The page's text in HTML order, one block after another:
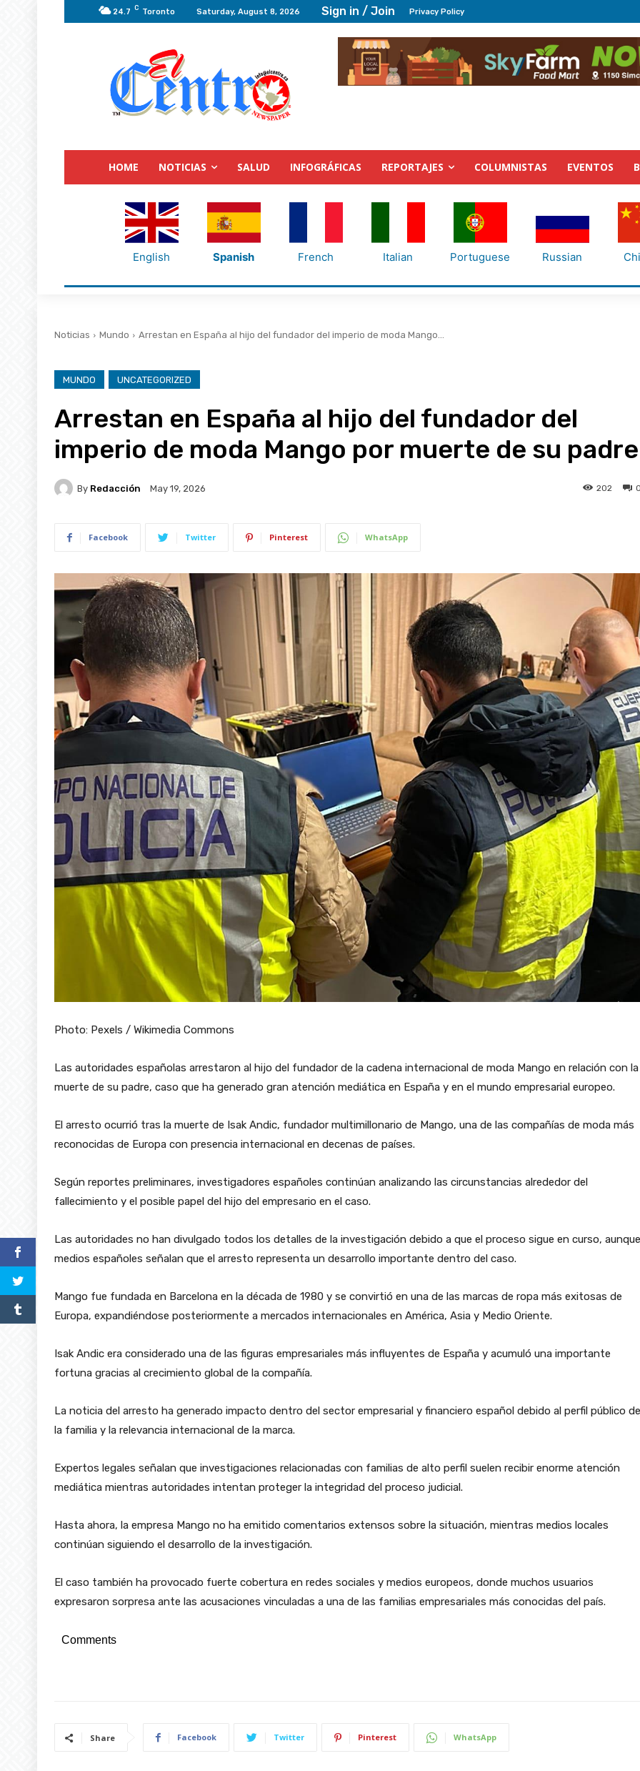
24.7 C Toronto Saturday, August 8, 2026 Sign in / Join Privacy Policy
HOME NOTICIAS SALUD INFOGRÁFICAS REPORTAJES COLUMNISTAS EVENTOS
English Spanish French Italian Portuguese Russian
Noticias Mundo Arrestan en España al hijo del fundador del imperio de moda Mango...
MUNDO UNCATEGORIZED
Arrestan en España al hijo del fundador del
imperio de moda Mango por muerte de su padre
By Redacción May 19, 2026 202
Facebook Twitter Pinterest WhatsApp
Photo: Pexels / Wikimedia Commons
Las autoridades españolas arrestaron al hijo del fundador de la cadena internacional de moda Mango en relación con la
muerte de su padre, caso que ha generado gran atención mediática en España y en el mundo empresarial europeo.
El arresto ocurrió tras la muerte de Isak Andic, fundador multimillonario de Mango, una de las compañías de moda más
reconocidas de Europa con presencia internacional en decenas de países.
Según reportes preliminares, investigadores españoles continúan analizando las circunstancias alrededor del
fallecimiento y el posible papel del hijo del empresario en el caso.
Las autoridades no han divulgado todos los detalles de la investigación debido a que el proceso sigue en curso, aunque
medios españoles señalan que el arresto representa un desarrollo importante dentro del caso.
Mango fue fundada en Barcelona en la década de 1980 y se convirtió en una de las marcas de ropa más exitosas de
Europa, expandiéndose posteriormente a mercados internacionales en América, Asia y Medio Oriente.
Isak Andic era considerado una de las figuras empresariales más influyentes de España y acumuló una importante
fortuna gracias al crecimiento global de la compañía.
La noticia del arresto ha generado impacto dentro del sector empresarial y financiero español debido al perfil público de
la familia y la relevancia internacional de la marca.
Expertos legales señalan que investigaciones relacionadas con familias de alto perfil suelen recibir enorme atención
mediática mientras autoridades intentan proteger la integridad del proceso judicial.
Hasta ahora, la empresa Mango no ha emitido comentarios extensos sobre la situación, mientras medios locales
continúan siguiendo el desarrollo de la investigación.
El caso también ha provocado fuerte cobertura en redes sociales y medios europeos, donde muchos usuarios
expresaron sorpresa ante las acusaciones vinculadas a una de las familias empresariales más conocidas del país.
Comments
Share Facebook Twitter Pinterest WhatsApp